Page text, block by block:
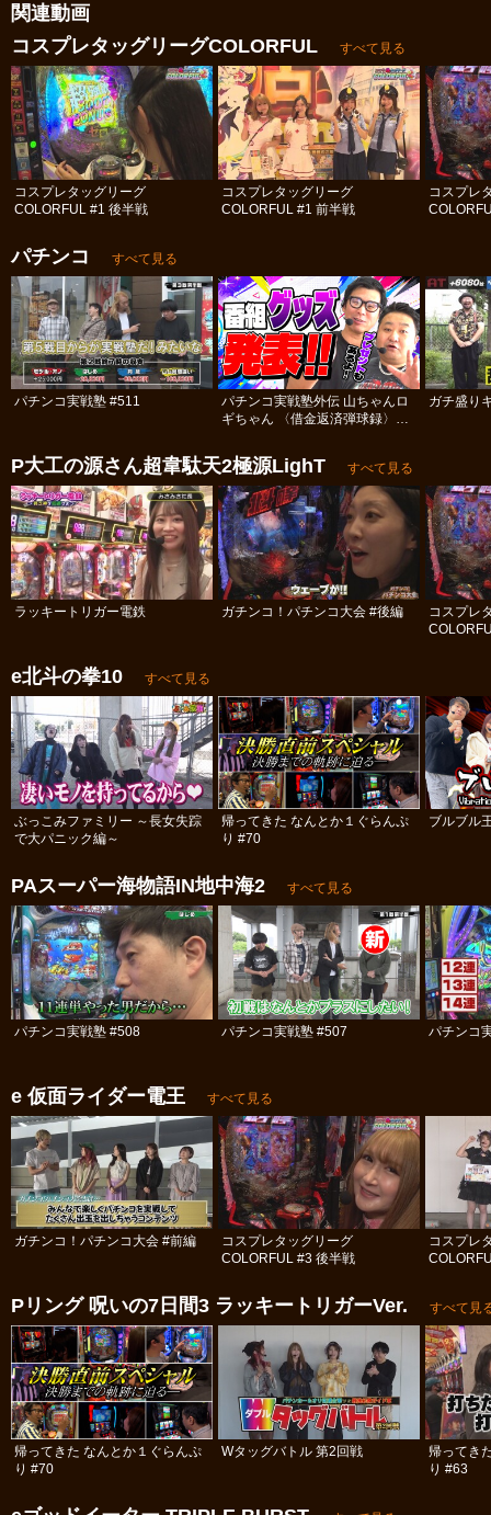
関連動画
コスプレタッグリーグCOLORFUL
すべて見る
コスプレタッグリーグ
COLORFUL #1 後半戦
コスプレタッグリーグ
COLORFUL #1 前半戦
コスプレ
パチンコ すべて見る
パチンコ実戦塾 #511
パチンコ実戦塾外伝 山ちゃんロ
ギちゃん 〈借金返済弾球録〉
ガチ盛り
P大工の源さん超韋駄天2極源LighT すべて見る
ラッキートリガー電鉄 ガチンコ！パチンコ大会 #後編
コスプレ
e北斗の拳10 すべて見る
ぶっこみファミリー ～長女失踪
で大パニック編～
帰ってきた なんとか１ぐらんぷ
り #70
ブルブル
PAスーパー海物語IN地中海2 すべて見る
パチンコ実戦塾 #508 パチンコ実戦塾 #507 パチンコ
e 仮面ライダー電王 すべて見る
ガチンコ！パチンコ大会 #前編
コスプレタッグリーグ
COLORFUL #3 後半戦
コスプレ
Pリング 呪いの7日間3 ラッキートリガーVer. すべて見
帰ってきた なんとか１ぐらんぷ
り #70
Wタッグバトル 第2回戦
帰ってき
り #63